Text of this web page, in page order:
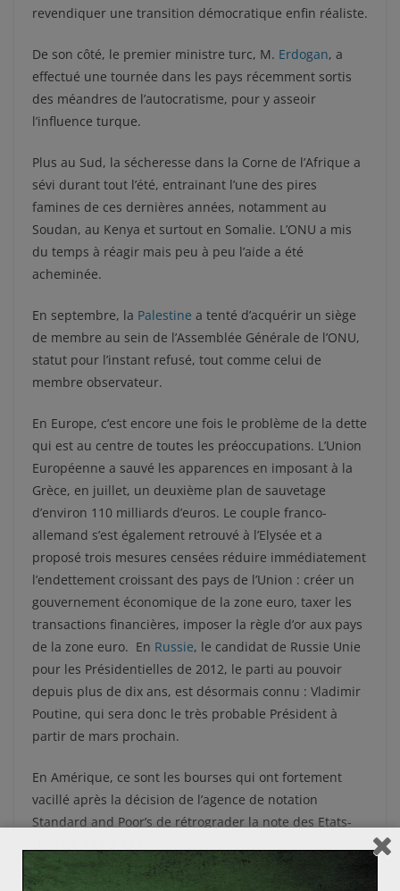
revendiquer une transition démocratique enfin réaliste.
De son côté, le premier ministre turc, M. Erdogan, a
effectué une tournée dans les pays récemment sortis
des méandres de l’autocratisme, pour y asseoir
l’influence turque.
Plus au Sud, la sécheresse dans la Corne de l’Afrique a
sévi durant tout l’été, entrainant l’une des pires
famines de ces dernières années, notamment au
Soudan, au Kenya et surtout en Somalie. L’ONU a mis
du temps à réagir mais peu à peu l’aide a été
acheminée.
En septembre, la Palestine a tenté d’acquérir un siège
de membre au sein de l’Assemblée Générale de l’ONU,
statut pour l’instant refusé, tout comme celui de
membre observateur.
En Europe, c’est encore une fois le problème de la dette
qui est au centre de toutes les préoccupations. L’Union
Européenne a sauvé les apparences en imposant à la
Grèce, en juillet, un deuxième plan de sauvetage
d’environ 110 milliards d’euros. Le couple franco-
allemand s’est également retrouvé à l’Elysée et a
proposé trois mesures censées réduire immédiatement
l’endettement croissant des pays de l’Union : créer un
gouvernement économique de la zone euro, taxer les
transactions financières, imposer la règle d’or aux pays
de la zone euro. En Russie, le candidat de Russie Unie
pour les Présidentielles de 2012, le parti au pouvoir
depuis plus de dix ans, est désormais connu : Vladimir
Poutine, qui sera donc le très probable Président à
partir de mars prochain.
En Amérique, ce sont les bourses qui ont fortement
vacillé après la décision de l’agence de notation
Standard and Poor’s de rétrograder la note des Etats-
Au rang des actualités « secondaires », le Royaume-Uni